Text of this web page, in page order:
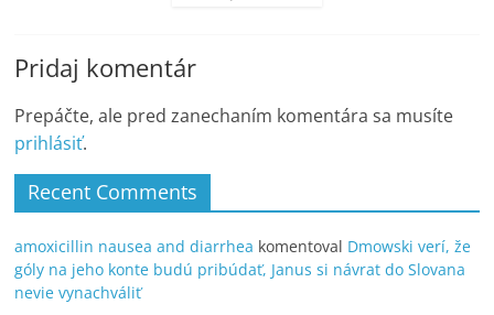
Pridaj komentár
Prepáčte, ale pred zanechaním komentára sa musíte
prihlásiť.
Recent Comments
amoxicillin nausea and diarrhea komentoval Dmowski verí, že
góly na jeho konte budú pribúdať, Janus si návrat do Slovana
nevie vynachváliť